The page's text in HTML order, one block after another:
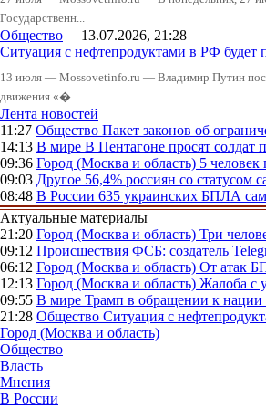
Государственн...
Общество 13.07.2026, 21:28
Ситуация с нефтепродуктами в РФ будет
13 июля — Mossovetinfo.ru — Владимир Путин
движения «�...
Лента новостей
11:27 Общество Пакет законов об
14:13 В мире В Пентагоне просят солдат
09:36 Город (Москва и область) 5 человек
09:03 Другое 56,4% россиян со статусом
08:48 В России 635 украинских БПЛА
Актуальные материалы
21:20 Город (Москва и область) Три
09:12 Происшествия ФСБ: создатель
06:12 Город (Москва и область) От атак
12:13 Город (Москва и область) Жалоба с
09:55 В мире Трамп в обращении к
21:28 Общество Ситуация с
Город (Москва и область)
Общество
Власть
Мнения
В России